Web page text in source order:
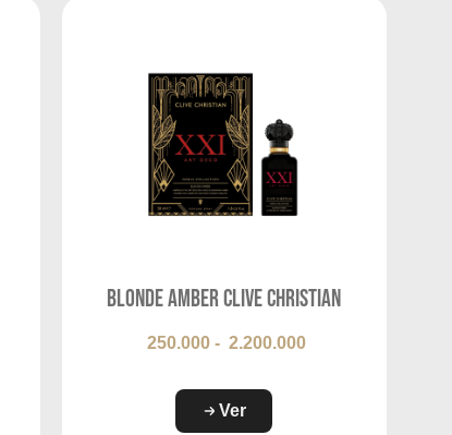
Blonde Amber Clive Christian
250.000 - 2.200.000
Ver